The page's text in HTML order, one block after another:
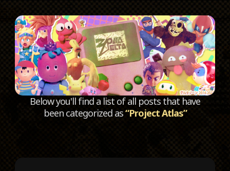
Below you'll find a list of all posts that have
been categorized as“Project Atlas”